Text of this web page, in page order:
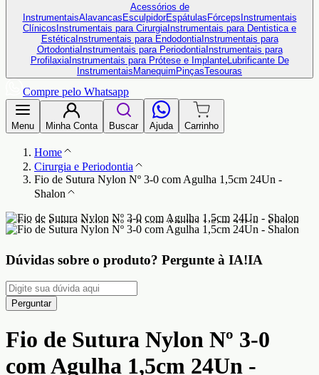
Acessórios de
InstrumentaisAlavancas EsculpidorEspátulas Fórceps Instrumentais
Clínicos Instrumentais para Cirurgia Instrumentais para Dentistica e
EstéticaInstrumentais para EndodontiaInstrumentais para
OrtodontiaInstrumentais para PeriodontiaInstrumentais para
ProfilaxiaInstrumentais para Prótese e ImplanteLubrificante De
Instrumentais Manequim PinçasTesouras
Compre pelo Whatsapp
Menu Minha Conta Buscar Ajuda Carrinho
Home
Cirurgia e Periodontia
Fio de Sutura Nylon Nº 3-0 com Agulha 1,5cm 24Un -
Shalon
Dúvidas sobre o produto? Pergunte à IA!IA
Perguntar
Fio de Sutura Nylon Nº 3-0
com Agulha 1,5cm 24Un -